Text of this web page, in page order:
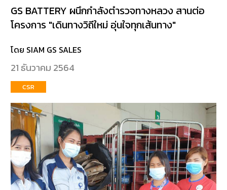
GS BATTERY ผนึกกำลังตำรวจทางหลวง สานต่อ
โครงการ "เดินทางวิถีใหม่ อุ่นใจทุกเส้นทาง"
โดย SIAM GS SALES
21 ธันวาคม 2564
CSR